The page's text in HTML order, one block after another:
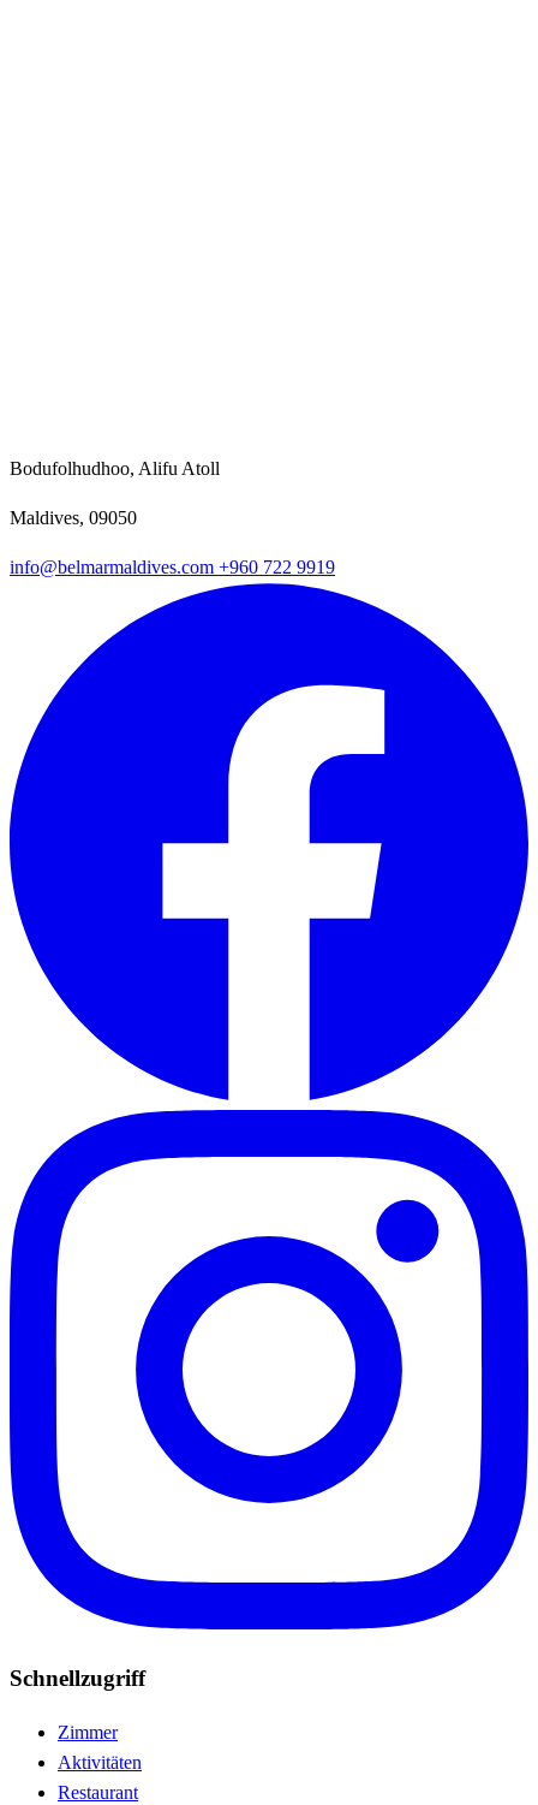
Bodufolhudhoo, Alifu Atoll
Maldives, 09050
info@belmarmaldives.com +960 722 9919
Schnellzugriff
Zimmer
Aktivitäten
Restaurant